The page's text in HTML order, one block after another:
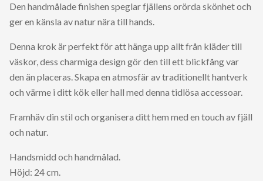
Den handmålade finishen speglar fjällens orörda skönhet och
ger en känsla av natur nära till hands.
Denna krok är perfekt för att hänga upp allt från kläder till
väskor, dess charmiga design gör den till ett blickfång var
den än placeras. Skapa en atmosfär av traditionellt hantverk
och värme i ditt kök eller hall med denna tidlösa accessoar.
Framhäv din stil och organisera ditt hem med en touch av fjäll
och natur.
Handsmidd och handmålad.
Höjd: 24 cm.